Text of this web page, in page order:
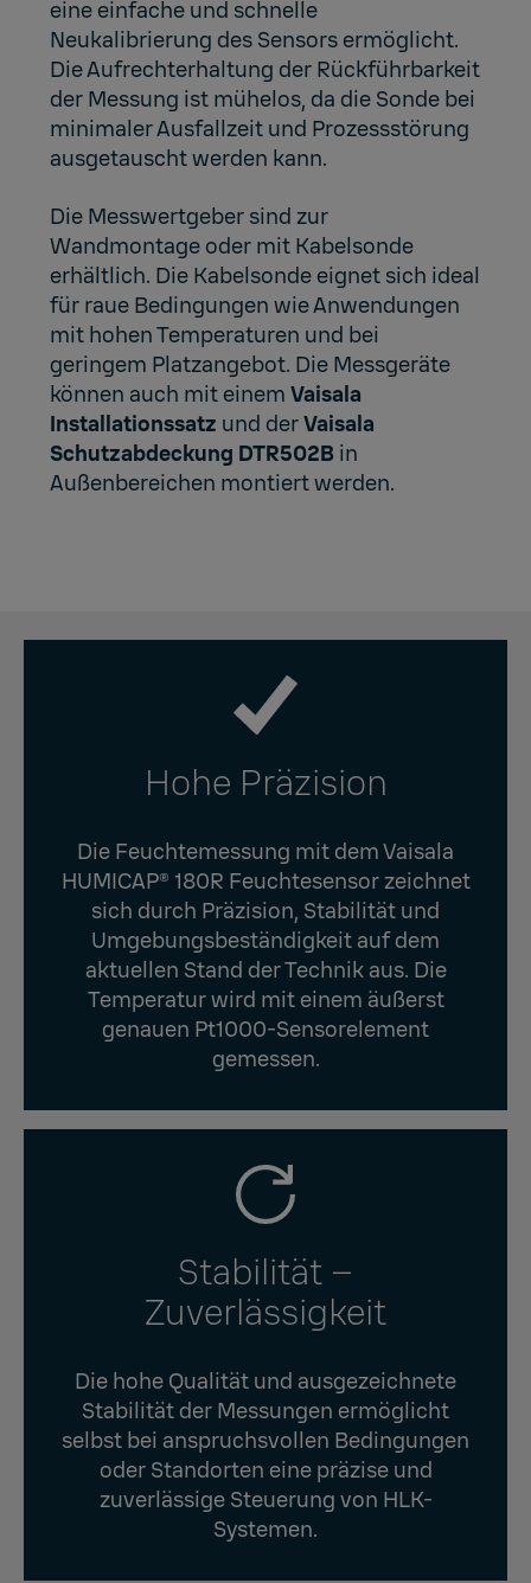
eine einfache und schnelle
Neukalibrierung des Sensors ermöglicht.
Die Aufrechterhaltung der Rückführbarkeit
der Messung ist mühelos, da die Sonde bei
minimaler Ausfallzeit und Prozessstörung
ausgetauscht werden kann.
Die Messwertgeber sind zur
Wandmontage oder mit Kabelsonde
erhältlich. Die Kabelsonde eignet sich ideal
für raue Bedingungen wie Anwendungen
mit hohen Temperaturen und bei
geringem Platzangebot. Die Messgeräte
können auch mit einemVaisala
Installationssatz und derVaisala
Schutzabdeckung DTR502B in
Außenbereichen montiert werden.
Hohe Präzision
Die Feuchtemessung mit dem Vaisala
HUMICAP® 180R Feuchtesensor zeichnet
sich durch Präzision, Stabilität und
Umgebungsbeständigkeit auf dem
aktuellen Stand der Technik aus. Die
Temperatur wird mit einem äußerst
genauen Pt1000-Sensorelement
gemessen.
Stabilität –
Zuverlässigkeit
Die hohe Qualität und ausgezeichnete
Stabilität der Messungen ermöglicht
selbst bei anspruchsvollen Bedingungen
oder Standorten eine präzise und
zuverlässige Steuerung von HLK-
Systemen.